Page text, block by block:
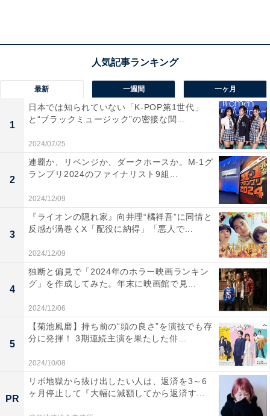
最新 一週間 一ヶ月
1
日本では知られていない「K-POP第1世代」
と“ブラックミュージック”の密接な関...
2024/07/25
2
連覇か、リベンジか、ダークホースか。M-1グ
ランプリ2024のファイナリスト9組...
2024/12/09
3
『ライオンの隠れ家』向井理“橘祥吾”に同情と
反感が渦巻くX「配役に納得」「悪人で...
2024/12/09
4
独断と偏見で「2024年のホラー映画ランキン
グ」を作成してみた。年末に映画館で見...
2024/12/06
5
【菊池風磨】持ち前の“頭の良さ”を演技でも存
分に発揮！ 3期連続主演を果たした俳...
2024/10/08
PR
リボ地獄から抜け出したい人は、返済を3～6
ヶ月停止して『大幅に減額してから返済す...